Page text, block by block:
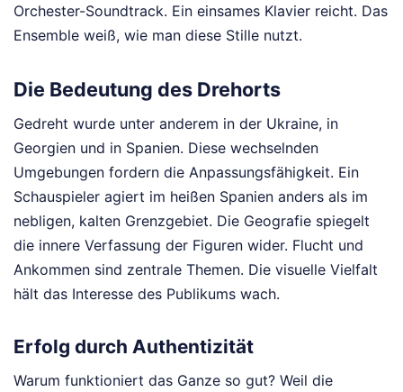
Orchester-Soundtrack. Ein einsames Klavier reicht. Das
Ensemble weiß, wie man diese Stille nutzt.
Die Bedeutung des Drehorts
Gedreht wurde unter anderem in der Ukraine, in
Georgien und in Spanien. Diese wechselnden
Umgebungen fordern die Anpassungsfähigkeit. Ein
Schauspieler agiert im heißen Spanien anders als im
nebligen, kalten Grenzgebiet. Die Geografie spiegelt
die innere Verfassung der Figuren wider. Flucht und
Ankommen sind zentrale Themen. Die visuelle Vielfalt
hält das Interesse des Publikums wach.
Erfolg durch Authentizität
Warum funktioniert das Ganze so gut? Weil die